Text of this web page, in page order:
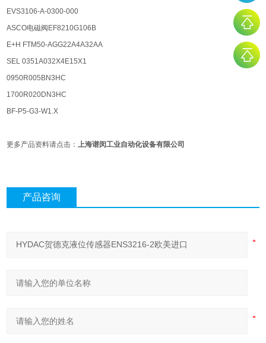
EVS3106-A-0300-000
ASCO电磁阀EF8210G106B
E+H FTM50-AGG22A4A32AA
SEL 0351A032X4E15X1
0950R005BN3HC
1700R020DN3HC
BF-P5-G3-W1.X
更多产品资料请点击：上海谱闵工业自动化设备有限公司
产品咨询